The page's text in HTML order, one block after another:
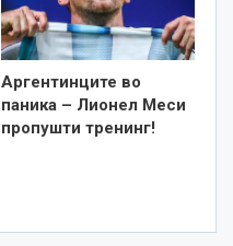
Аргентинците во
паника – Лионел Меси
пропушти тренинг!